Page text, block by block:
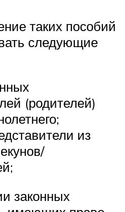
таких пособий
следующие
(родителей)
из
законных